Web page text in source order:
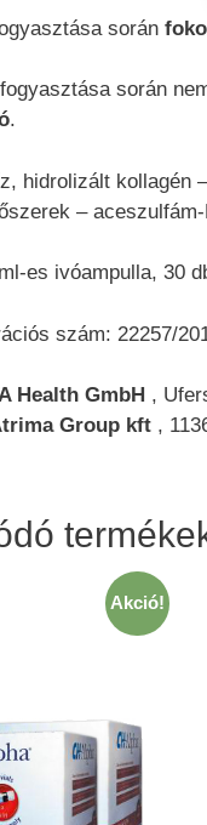
során
fogyasztása során
.
hidrolizált kollagén
–
es ivóampulla, 30
szám: 22257/
Health GmbH ,
Group kft ,
Akció!